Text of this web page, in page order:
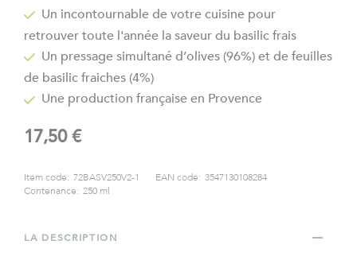
the
beginning
of
the
images
gallery
Un incontournable de votre cuisine pour
retrouver toute l'année la saveur du basilic frais
Un pressage simultané d’olives (96%) et de feuilles
de basilic fraiches (4%)
Une production française en Provence
17,50 €
Item code: 72BASV250V2-1 EAN code: 3547130108284
Contenance: 250 ml
LA DESCRIPTION